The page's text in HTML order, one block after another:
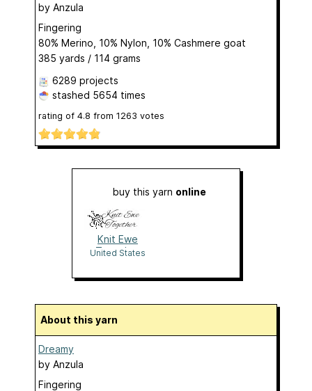
by Anzula
Fingering
80% Merino, 10% Nylon, 10% Cashmere goat
385 yards / 114 grams
6289 projects
stashed 5654 times
rating of 4.8 from 1263 votes
buy this yarn online
Knit Ewe
Together
United States
About this yarn
Dreamy
by Anzula
Fingering